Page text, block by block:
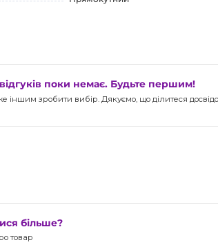
поки немає. Будьте першим!
іншим зробити вибір. Дякуємо, що ділитеся
більше?
товар